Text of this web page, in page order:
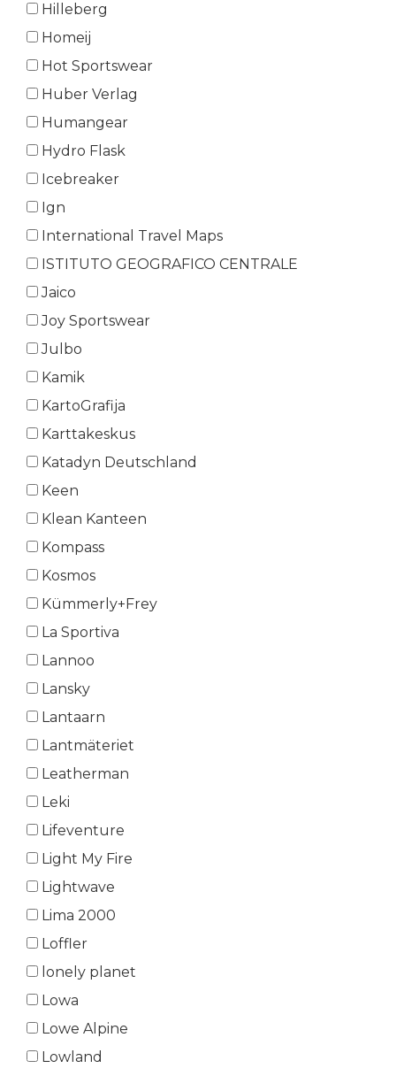
Hilleberg
Homeij
Hot Sportswear
Huber Verlag
Humangear
Hydro Flask
Icebreaker
Ign
International Travel Maps
ISTITUTO GEOGRAFICO CENTRALE
Jaico
Joy Sportswear
Julbo
Kamik
KartoGrafija
Karttakeskus
Katadyn Deutschland
Keen
Klean Kanteen
Kompass
Kosmos
Kümmerly+Frey
La Sportiva
Lannoo
Lansky
Lantaarn
Lantmäteriet
Leatherman
Leki
Lifeventure
Light My Fire
Lightwave
Lima 2000
Loffler
lonely planet
Lowa
Lowe Alpine
Lowland